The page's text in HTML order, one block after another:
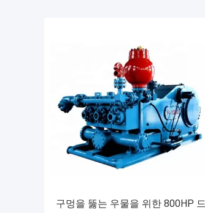
구멍을 뚫는 우물을 위한 800HP 드